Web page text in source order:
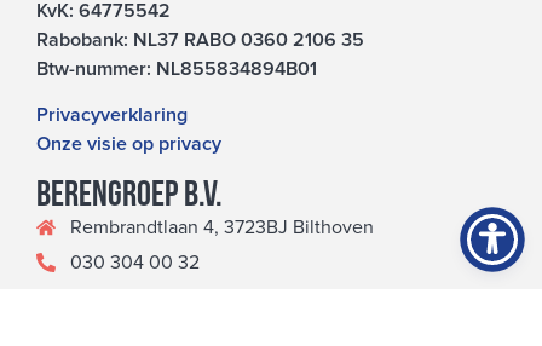
KvK: 64775542
Rabobank: NL37 RABO 0360 2106 35
Btw-nummer: NL855834894B01
Privacyverklaring
Onze visie op privacy
Berengroep b.v.
Rembrandtlaan 4, 3723BJ Bilthoven
030 304 00 32